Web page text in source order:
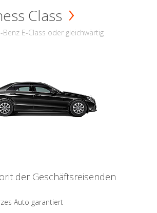
Class
Benz E-Class oder gleichwärtig
der Geschäftsreisenden
Auto garantiert